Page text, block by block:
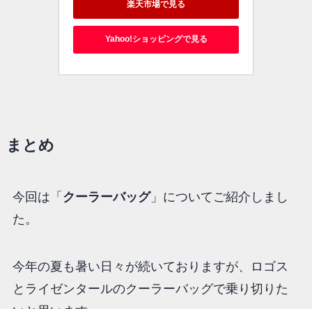
楽天市場で見る
Yahoo!ショッピングで見る
まとめ
今回は「 クーラーバッグ」についてご紹介しまし
た。
今年の夏も暑い日々が続いておりますが、ロゴス
とライゼンタールのクーラーバッグで乗り切りた